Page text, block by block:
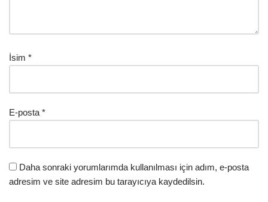
İsim *
E-posta *
Daha sonraki yorumlarımda kullanılması için adım, e-posta
adresim ve site adresim bu tarayıcıya kaydedilsin.